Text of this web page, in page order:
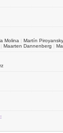
Molina |Martín Piroyansky
|Maarten Dannenberg |